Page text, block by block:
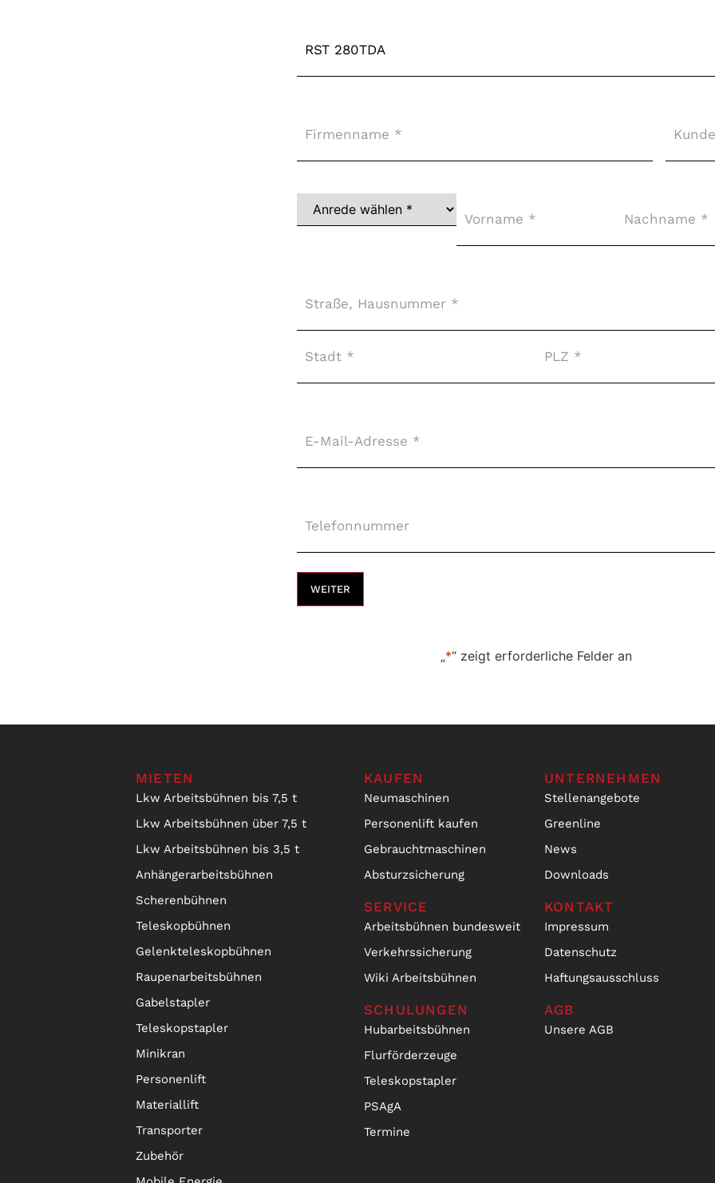
„*“ zeigt erforderliche Felder an
Vollständiger
Name*
Mail-
Adresse*
MIETEN
Lkw Arbeitsbühnen bis 7,5 t
Lkw Arbeitsbühnen über 7,5 t
Lkw Arbeitsbühnen bis 3,5 t
Anhängerarbeitsbühnen
Scherenbühnen
Teleskopbühnen
Gelenkteleskopbühnen
Raupenarbeitsbühnen
Gabelstapler
Teleskopstapler
Minikran
Personenlift
Materiallift
Transporter
Zubehör
KAUFEN
Neumaschinen
Personenlift kaufen
Gebrauchtmaschinen
Absturzsicherung
SERVICE
Arbeitsbühnen bundesweit
Verkehrssicherung
Wiki Arbeitsbühnen
SCHULUNGEN
Hubarbeitsbühnen
Flurförderzeuge
Teleskopstapler
PSAgA
Termine
UNTERNEHMEN
Stellenangebote
Greenline
News
Downloads
KONTAKT
Impressum
Datenschutz
Haftungsausschluss
AGB
Unsere AGB